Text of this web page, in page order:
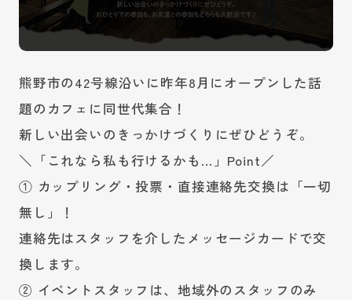
熊野市の42号線沿いに昨年8月にオープンした話
題のカフェに同世代集合！
新しい出会いのきっかけづくりにぜひどうぞ。
＼「これなら私も行けるかも…」Point／
① カップリング・投票・直接連絡先交換は「一切
無し」！
連絡先はスタッフを介したメッセージカードで交
換します。
② イベントスタッフは、地域外のスタッフのみ